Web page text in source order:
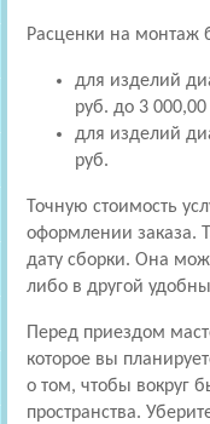
Расценки на монтаж
для изделий
руб. до 3 000,00
для изделий
руб.
Точную стоимость
оформлении заказа.
дату сборки. Она
либо в другой
Перед приездом
которое вы
о том, чтобы вокруг
пространства.